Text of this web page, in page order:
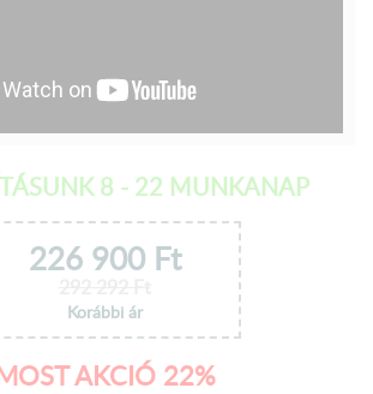
8 - 22 MUNKANAP
226 900Ft
Korábbi ár
AKCIÓ 22%